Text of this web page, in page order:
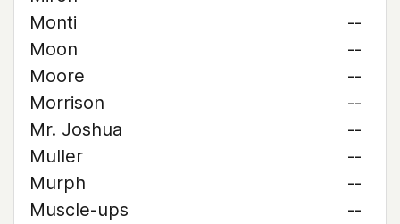
Monti
--
Moon
--
Moore
--
Morrison
--
Mr. Joshua
--
Muller
--
Murph
--
Muscle-ups
--